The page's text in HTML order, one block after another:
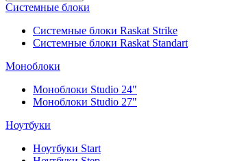
Системные блоки
Системные блоки Raskat Strike
Системные блоки Raskat Standart
Моноблоки
Моноблоки Studio 24"
Моноблоки Studio 27"
Ноутбуки
Ноутбуки Start